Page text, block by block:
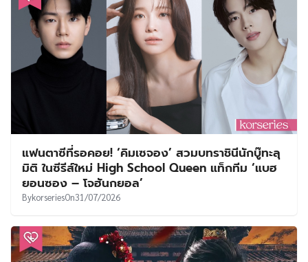
แฟนตาซีที่รอคอย! ‘คิมเซจอง’ สวมบทราชินีนักบู๊ทะลุ
มิติ ในซีรีส์ใหม่ High School Queen แท็กทีม ‘แบฮ
ยอนซอง – โจฮันกยอล’
BykorseriesOn31/07/2026